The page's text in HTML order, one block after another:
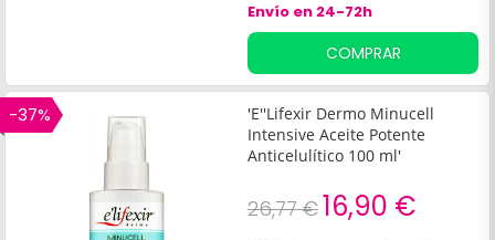
origen alérgico o no.
Envío en 24-72h
COMPRAR
-37%
'E''Lifexir Dermo Minucell
Intensive Aceite Potente
Anticelulítico 100 ml'
26,77 €16,90 €